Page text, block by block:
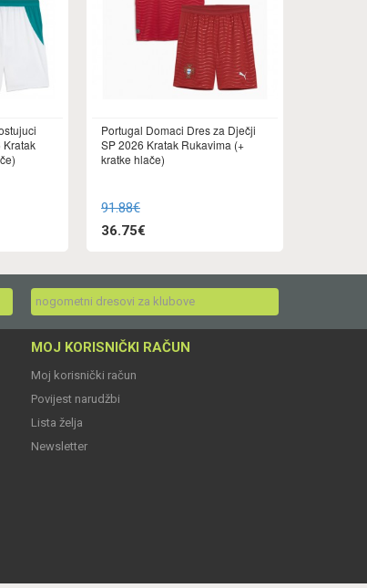
Kratak
Portugal Domaci Dres za Dječji
SP 2026 Kratak Rukavima (+
kratke hlače)
91.88€
36.75€
nogometni dresovi za klubove
MOJ KORISNIČKI RAČUN
Moj korisnički račun
Povijest narudžbi
Lista želja
Newsletter